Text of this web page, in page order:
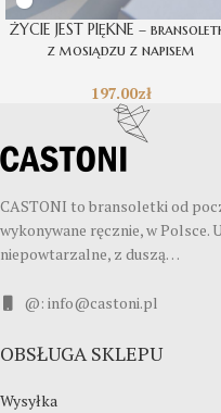
ŻYCIE JEST PIĘKNE –
z mosiądzu z napisem
197.00zł
CASTONI to bransoletki od
wykonywane ręcznie, w Polsce.
niepowtarzalne, z duszą…
@: info@castoni.pl
OBSŁUGA SKLEPU
Wysyłka